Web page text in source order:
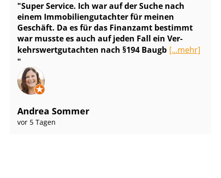
Super Service. Ich war auf der Suche nach
einem Im­mo­bi­li­en­gut­ach­ter für meinen
Geschäft. Da es für das Finanzamt bestimmt
war musste es auch auf jeden Fall ein Ver­
kehrs­wert­gut­ach­ten nach §194 Baugb [...mehr]
Andrea Sommer
vor 5 Tagen